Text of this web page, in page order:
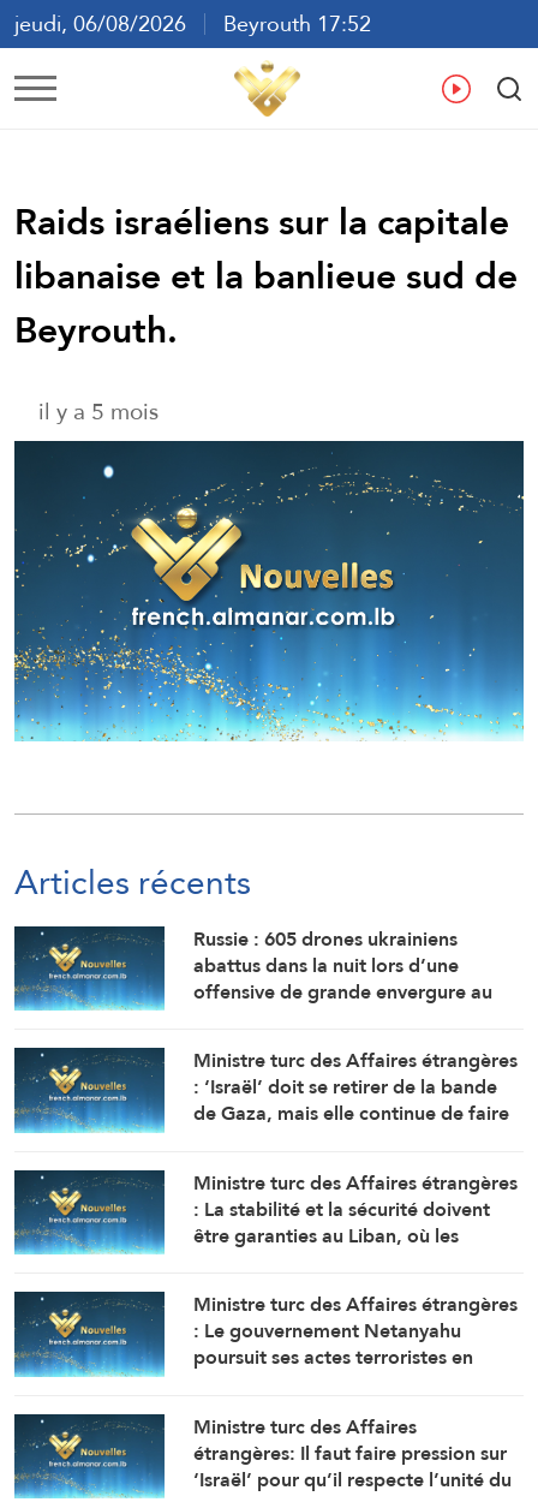
jeudi, 06/08/2026
Beyrouth 17:52
ع
Raids israéliens sur la capitale
libanaise et la banlieue sud de
Beyrouth.
il y a 5 mois
Articles récents
Russie : 605 drones ukrainiens
abattus dans la nuit lors d’une
offensive de grande envergure au
Ministre turc des Affaires étrangères
: ‘Israël’ doit se retirer de la bande
de Gaza, mais elle continue de faire
Ministre turc des Affaires étrangères
: La stabilité et la sécurité doivent
être garanties au Liban, où les
ont entraîné la mort et le
déplacement de milliers de
personnes
Ministre turc des Affaires étrangères
: Le gouvernement Netanyahu
poursuit ses actes terroristes en
Ministre turc des Affaires
étrangères: Il faut faire pression sur
‘Israël’ pour qu’il respecte l’unité du